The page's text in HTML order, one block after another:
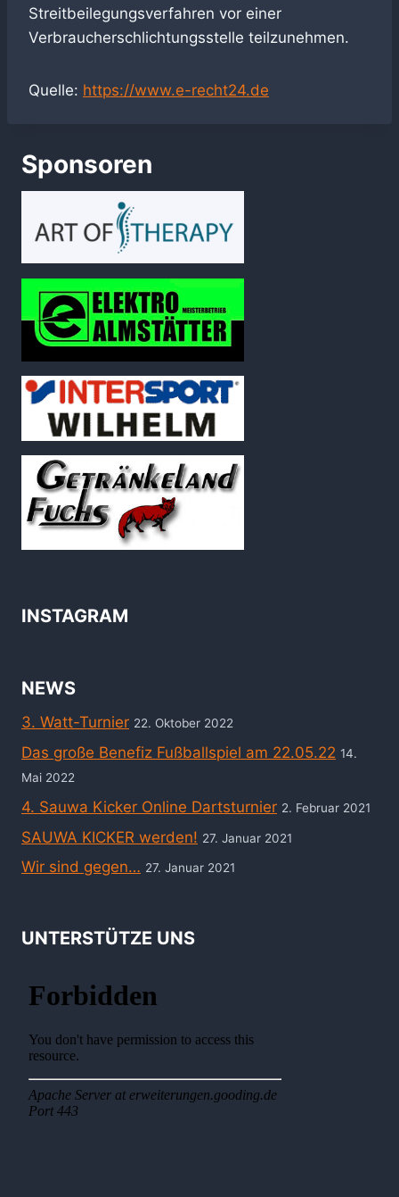
Streitbeilegungsverfahren vor einer
Verbraucherschlichtungsstelle teilzunehmen.
Quelle: https://www.e-recht24.de
Sponsoren
INSTAGRAM
NEWS
3. Watt-Turnier 22. Oktober 2022
Das große Benefiz Fußballspiel am 22.05.22 14.
Mai 2022
4. Sauwa Kicker Online Dartsturnier 2. Februar 2021
SAUWA KICKER werden! 27. Januar 2021
Wir sind gegen… 27. Januar 2021
UNTERSTÜTZE UNS